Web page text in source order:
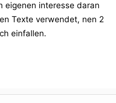
eigenen interesse daran
Texte verwendet, nen 2
einfallen.